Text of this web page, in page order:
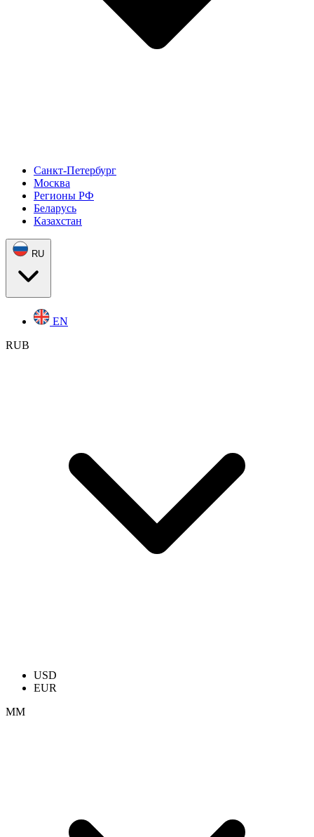
Санкт-Петербург
Москва
Регионы РФ
Беларусь
Казахстан
RU
EN
RUB
USD
EUR
ММ